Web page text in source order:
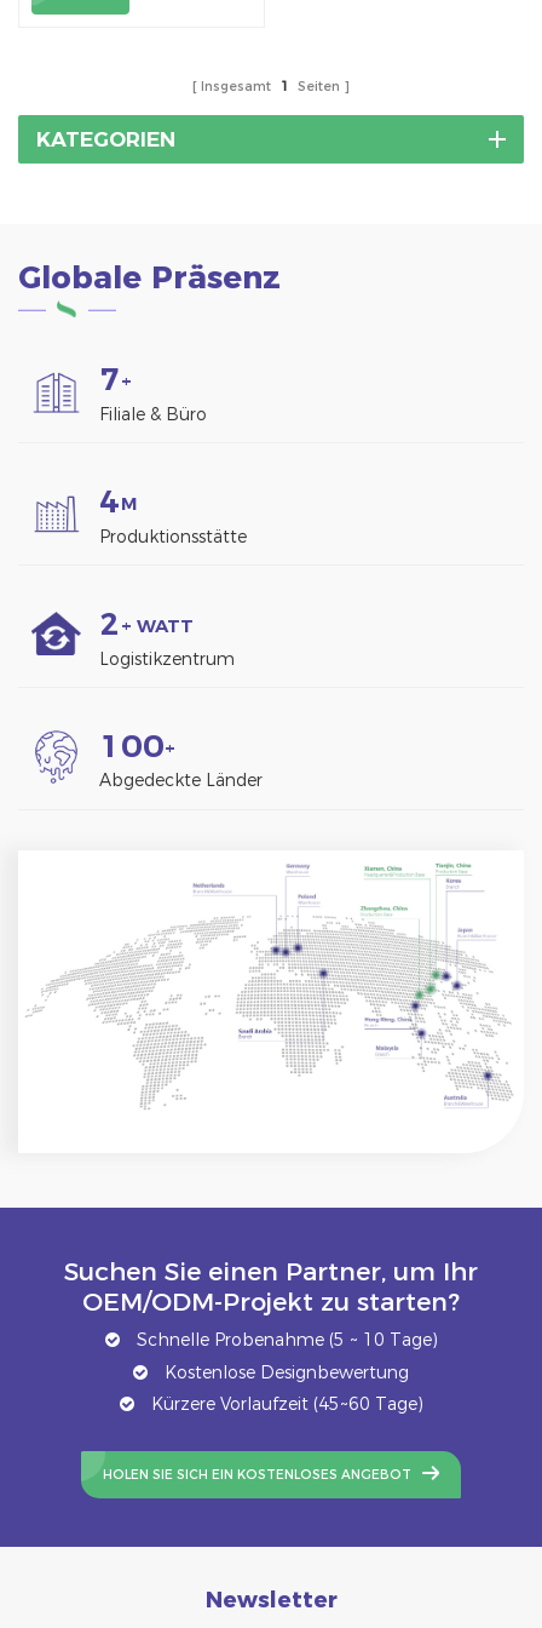
Insgesamt 1 Seiten
KATEGORIEN
Globale Präsenz
7+
Filiale & Büro
4M
Produktionsstätte
2 + WATT
Logistikzentrum
1 00+
Abgedeckte Länder
Suchen Sie einen Partner, um Ihr
OEM/ODM-Projekt zu starten?
Schnelle Probenahme (5 ~ 10 Tage)
Kostenlose Designbewertung
Kürzere Vorlaufzeit (45~60 Tage)
HOLEN SIE SICH EIN KOSTENLOSES ANGEBOT
Newsletter